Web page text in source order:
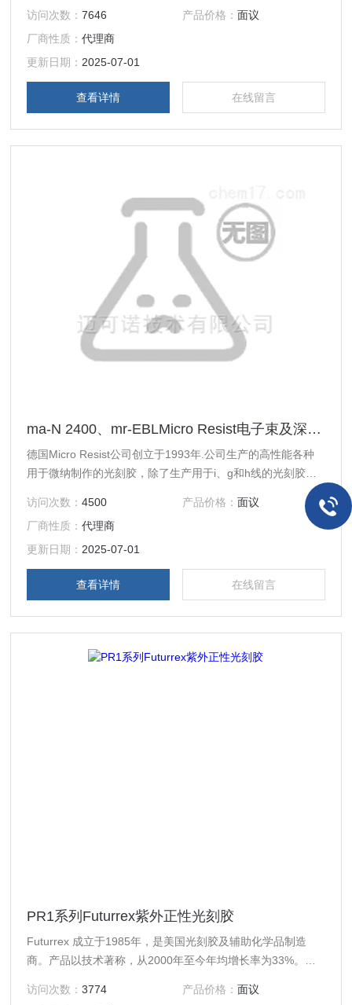
Display、ETC、LG、Qualcomm （高通）等。Futurrex长期
与Intel实验室合作，产品被广泛收录进美国各大学半导体教
程，是各大研究机构产品。
访问次数：7646 产品价格： 面议
厂商性质：代理商
更新日期： 2025-07-01
查看详情 在线留言
ma-N 2400、mr-EBLMicro Resist电子束及深紫外光刻胶
德国Micro Resist公司创立于1993年.公司生产的高性能各种
用于微纳制作的光刻胶，除了生产用于i、g和h线的光刻胶以
外，还有电子束刻蚀胶和纳米压印胶以及专门用于光学波导制
作的光胶可供选择。
访问次数：4500 产品价格： 面议
厂商性质：代理商
更新日期： 2025-07-01
查看详情 在线留言
PR1系列Futurrex紫外正性光刻胶
Futurrex 成立于1985年，是美国光刻胶及辅助化学品制造
商。产品以技术著称，从2000年至今年均增长率为33%。主
Display、ETC、LG、Qualcomm （高通）等。Futurrex长期
访问次数：3774 产品价格： 面议